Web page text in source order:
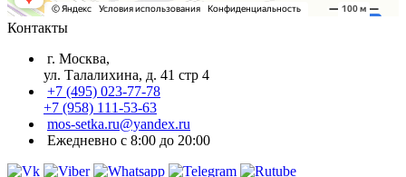
Контакты
г. Москва,
ул. Талалихина, д. 41 стр 4
+7 (495) 023-77-78
+7 (958) 111-53-63
mos-setka.ru@yandex.ru
Ежедневно с 8:00 до 20:00